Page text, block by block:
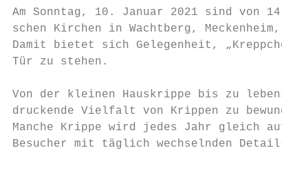
Am Sonntag, 10. Januar 2021 sind von
schen Kirchen in Wachtberg, Meckenheim,
Damit bietet sich Gelegenheit, „Kreppches
Tür zu stehen.
Von der kleinen Hauskrippe bis zu
druckende Vielfalt von Krippen zu
Manche Krippe wird jedes Jahr gleich
Besucher mit täglich wechselnden Details.